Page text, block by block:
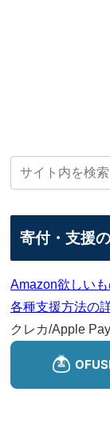
寄付・支援
Amazon欲しいも
各種支援方法の
クレカ/Apple